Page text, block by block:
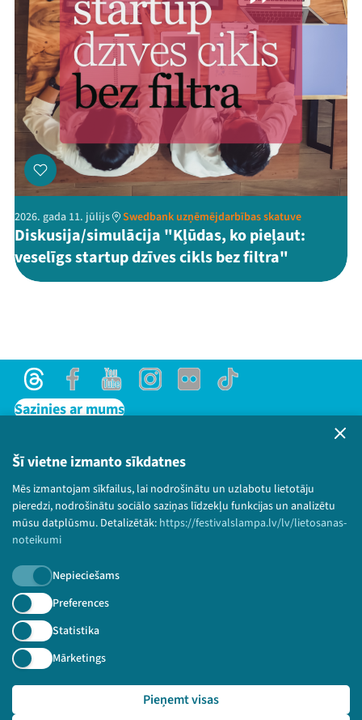
Šī vietne izmanto sīkdatnes
Mēs izmantojam sīkfailus, lai nodrošinātu un uzlabotu lietotāju
pieredzi, nodrošinātu sociālo saziņas līdzekļu funkcijas un analizētu
mūsu datplūsmu. Detalizētāk: https://festivalslampa.lv/lv/lietosanas-
noteikumi
Nepieciešams
Preferences
Statistika
Mārketings
Pieņemt visas
2026. gada 11. jūlijs Swedbank uzņēmējdarbības skatuve
Diskusija/simulācija "Kļūdas, ko pieļaut:
veselīgs startup dzīves cikls bez filtra"
ThreadsFacebookYoutubeInstagram
Flick TikTok
Sazinies ar mums
Lietošanas noteikumi un sīkdatņu politika
Bērnu aizsardzības politika
© 2026 Sarunu festivāls LAMPA Visas tiesības
paturētas.
Piesakies jaunumiem!
Nepalaid garām aktuālāko informāciju!
Pieteikties